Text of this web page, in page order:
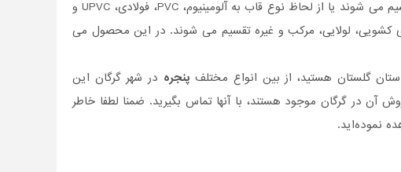
بندی می شوند. به طور مثال از لحاظ شیشه به سکوریت، ساده، مشبک و ... تقسیم می شوند یا از لحاظ نوع قاب به آلومینیوم، PVC، فولادی، UPVC و
لولایی، مرکب و غیره تقسیم می شوند. در این محصول می
گلستان هستید، از بین انواع مختلف پنجره در شهر گرگان این
در گرگان موجود هستند، با آنها تماس بگیرید. ضمنا لطفا خاطر
نموده‌اید.